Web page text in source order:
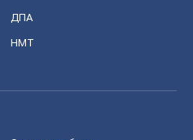
ДПА
НМТ